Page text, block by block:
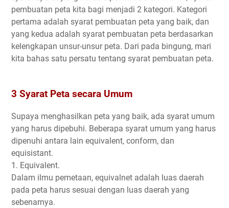
pembuatan peta kita bagi menjadi 2 kategori. Kategori
pertama adalah syarat pembuatan peta yang baik, dan
yang kedua adalah syarat pembuatan peta berdasarkan
kelengkapan unsur-unsur peta. Dari pada bingung, mari
kita bahas satu persatu tentang syarat pembuatan peta.
3 Syarat Peta secara Umum
Supaya menghasilkan peta yang baik, ada syarat umum
yang harus dipebuhi. Beberapa syarat umum yang harus
dipenuhi antara lain equivalent, conform, dan
equisistant.
1. Equivalent.
Dalam ilmu pemetaan, equivalnet adalah luas daerah
pada peta harus sesuai dengan luas daerah yang
sebenarnya.